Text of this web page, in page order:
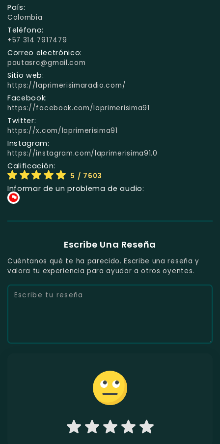
País:
Colombia
Teléfono:
+57 314 7917479
Correo electrónico:
pautasrc@gmail.com
Sitio web:
https://laprimerisimaradio.com/
Facebook:
https://facebook.com/laprimerisima91
Twitter:
https://x.com/laprimerisima91
Instagram:
https://instagram.com/laprimerisima91.0
Calificación:
5 / 7603
Informar de un problema de audio:
Escribe Una Reseña
Cuéntanos qué te ha parecido. Escribe una reseña y
valora tu experiencia para ayudar a otros oyentes.